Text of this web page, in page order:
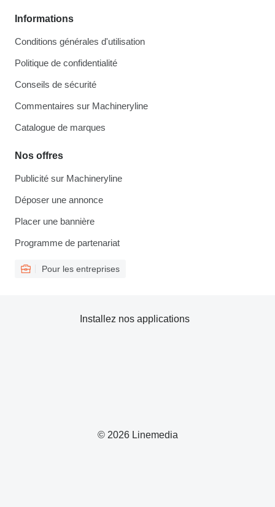
Informations
Conditions générales d'utilisation
Politique de confidentialité
Conseils de sécurité
Commentaires sur Machineryline
Catalogue de marques
Nos offres
Publicité sur Machineryline
Déposer une annonce
Placer une bannière
Programme de partenariat
Pour les entreprises
© 2026 Linemedia
Installez nos applications